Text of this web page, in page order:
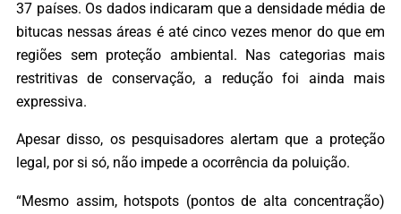
37 países. Os dados indicaram que a densidade média de
bitucas nessas áreas é até cinco vezes menor do que em
regiões sem proteção ambiental. Nas categorias mais
restritivas de conservação, a redução foi ainda mais
expressiva.
Apesar disso, os pesquisadores alertam que a proteção
legal, por si só, não impede a ocorrência da poluição.
“Mesmo assim, hotspots (pontos de alta concentração)